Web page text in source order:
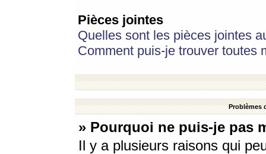
Pièces jointes
Quelles sont les pièces jointes
Comment puis-je trouver toutes
Problèmes
» Pourquoi ne puis-je pas
Il y a plusieurs raisons qui